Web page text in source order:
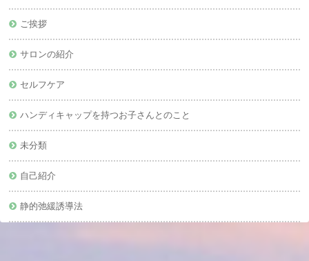
ご挨拶
サロンの紹介
セルフケア
ハンディキャップを持つお子さんとのこと
未分類
自己紹介
静的弛緩誘導法